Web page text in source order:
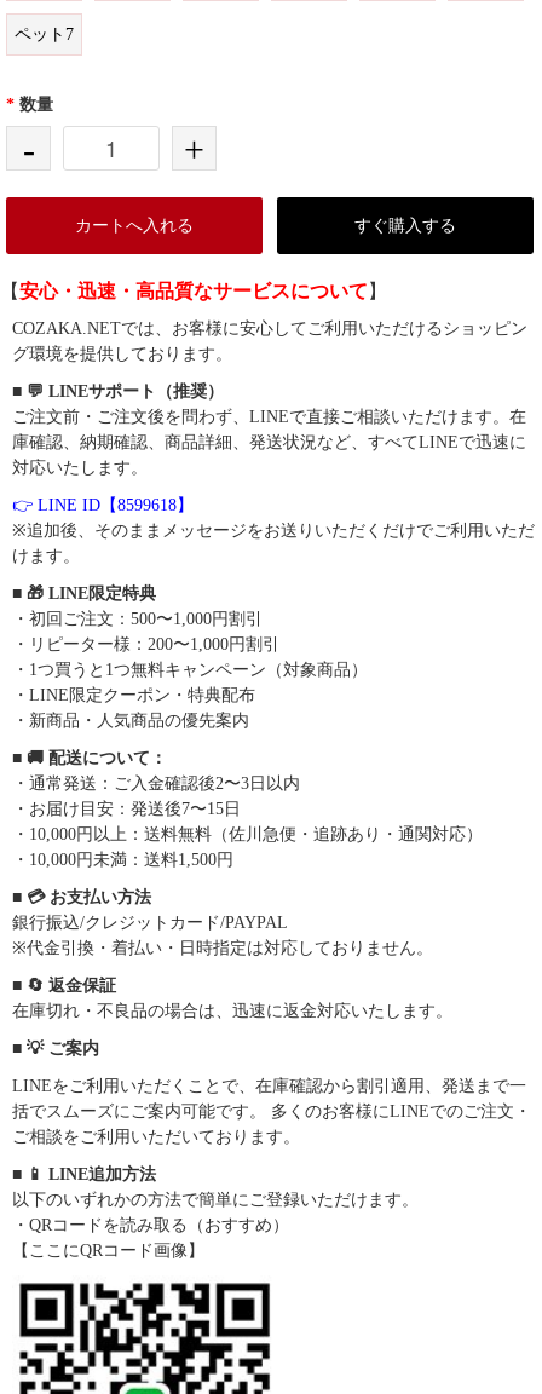
ペット7
* 数量
- +
カートへ入れる すぐ購入する
【安心・迅速・高品質なサービスについて 】
COZAKA.NETでは、お客様に安心してご利用いただけるショッピン
グ環境を提供しております。
■ 💬 LINEサポート（推奨）
ご注文前・ご注文後を問わず、LINEで直接ご相談いただけます。在
庫確認、納期確認、商品詳細、発送状況など、すべてLINEで迅速に
対応いたします。
👉 LINE ID【8599618】
※追加後、そのままメッセージをお送りいただくだけでご利用いただ
けます。
■ 🎁 LINE限定特典
・初回ご注文：500〜1,000円割引
・リピーター様：200〜1,000円割引
・1つ買うと1つ無料キャンペーン（対象商品）
・LINE限定クーポン・特典配布
・新商品・人気商品の優先案内
■ 🚚 配送について：
・通常発送：ご入金確認後2〜3日以内
・お届け目安：発送後7〜15日
・10,000円以上：送料無料（佐川急便・追跡あり・通関対応）
・10,000円未満：送料1,500円
■ 💳 お支払い方法
銀行振込/クレジットカード/PAYPAL
※代金引換・着払い・日時指定は対応しておりません。
■ 🔄 返金保証
在庫切れ・不良品の場合は、迅速に返金対応いたします。
■ 💡 ご案内
LINEをご利用いただくことで、在庫確認から割引適用、発送まで一
括でスムーズにご案内可能です。 多くのお客様にLINEでのご注文・
ご相談をご利用いただいております。
■ 📱 LINE追加方法
以下のいずれかの方法で簡単にご登録いただけます。
・QRコードを読み取る（おすすめ）
【ここにQRコード画像】